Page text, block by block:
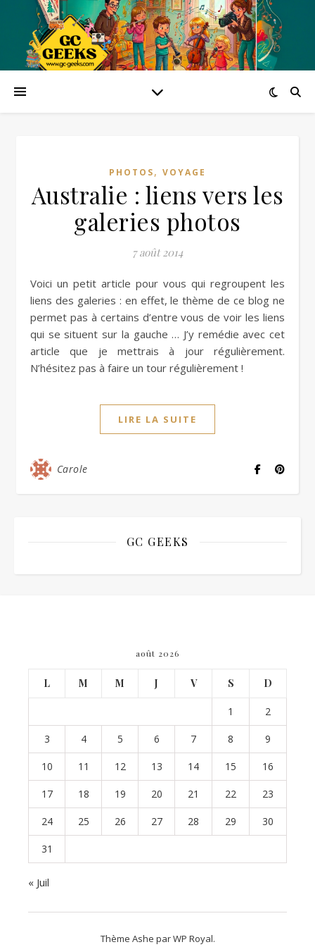
PHOTOS, VOYAGE
Australie : liens vers les
galeries photos
7 août 2014
Voici un petit article pour vous qui regroupent les
liens des galeries : en effet, le thème de ce blog ne
permet pas à certains d’entre vous de voir les liens
qui se situent sur la gauche … J’y remédie avec cet
article que je mettrais à jour régulièrement.
N’hésitez pas à faire un tour régulièrement !
LIRE LA SUITE
Carole
GC GEEKS
août 2026
L M M J V S D
1 2
3 4 5 6 7 8 9
10 11 12 13 14 15 16
17 18 19 20 21 22 23
24 25 26 27 28 29 30
31
« Juil
Thème Ashe parWP Royal.